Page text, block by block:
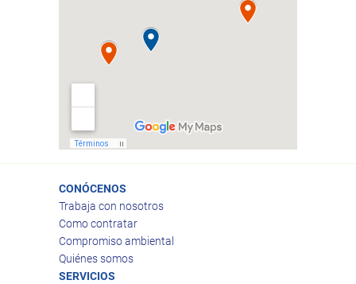
CONÓCENOS
Trabaja con nosotros
Como contratar
Compromiso ambiental
Quiénes somos
SERVICIOS